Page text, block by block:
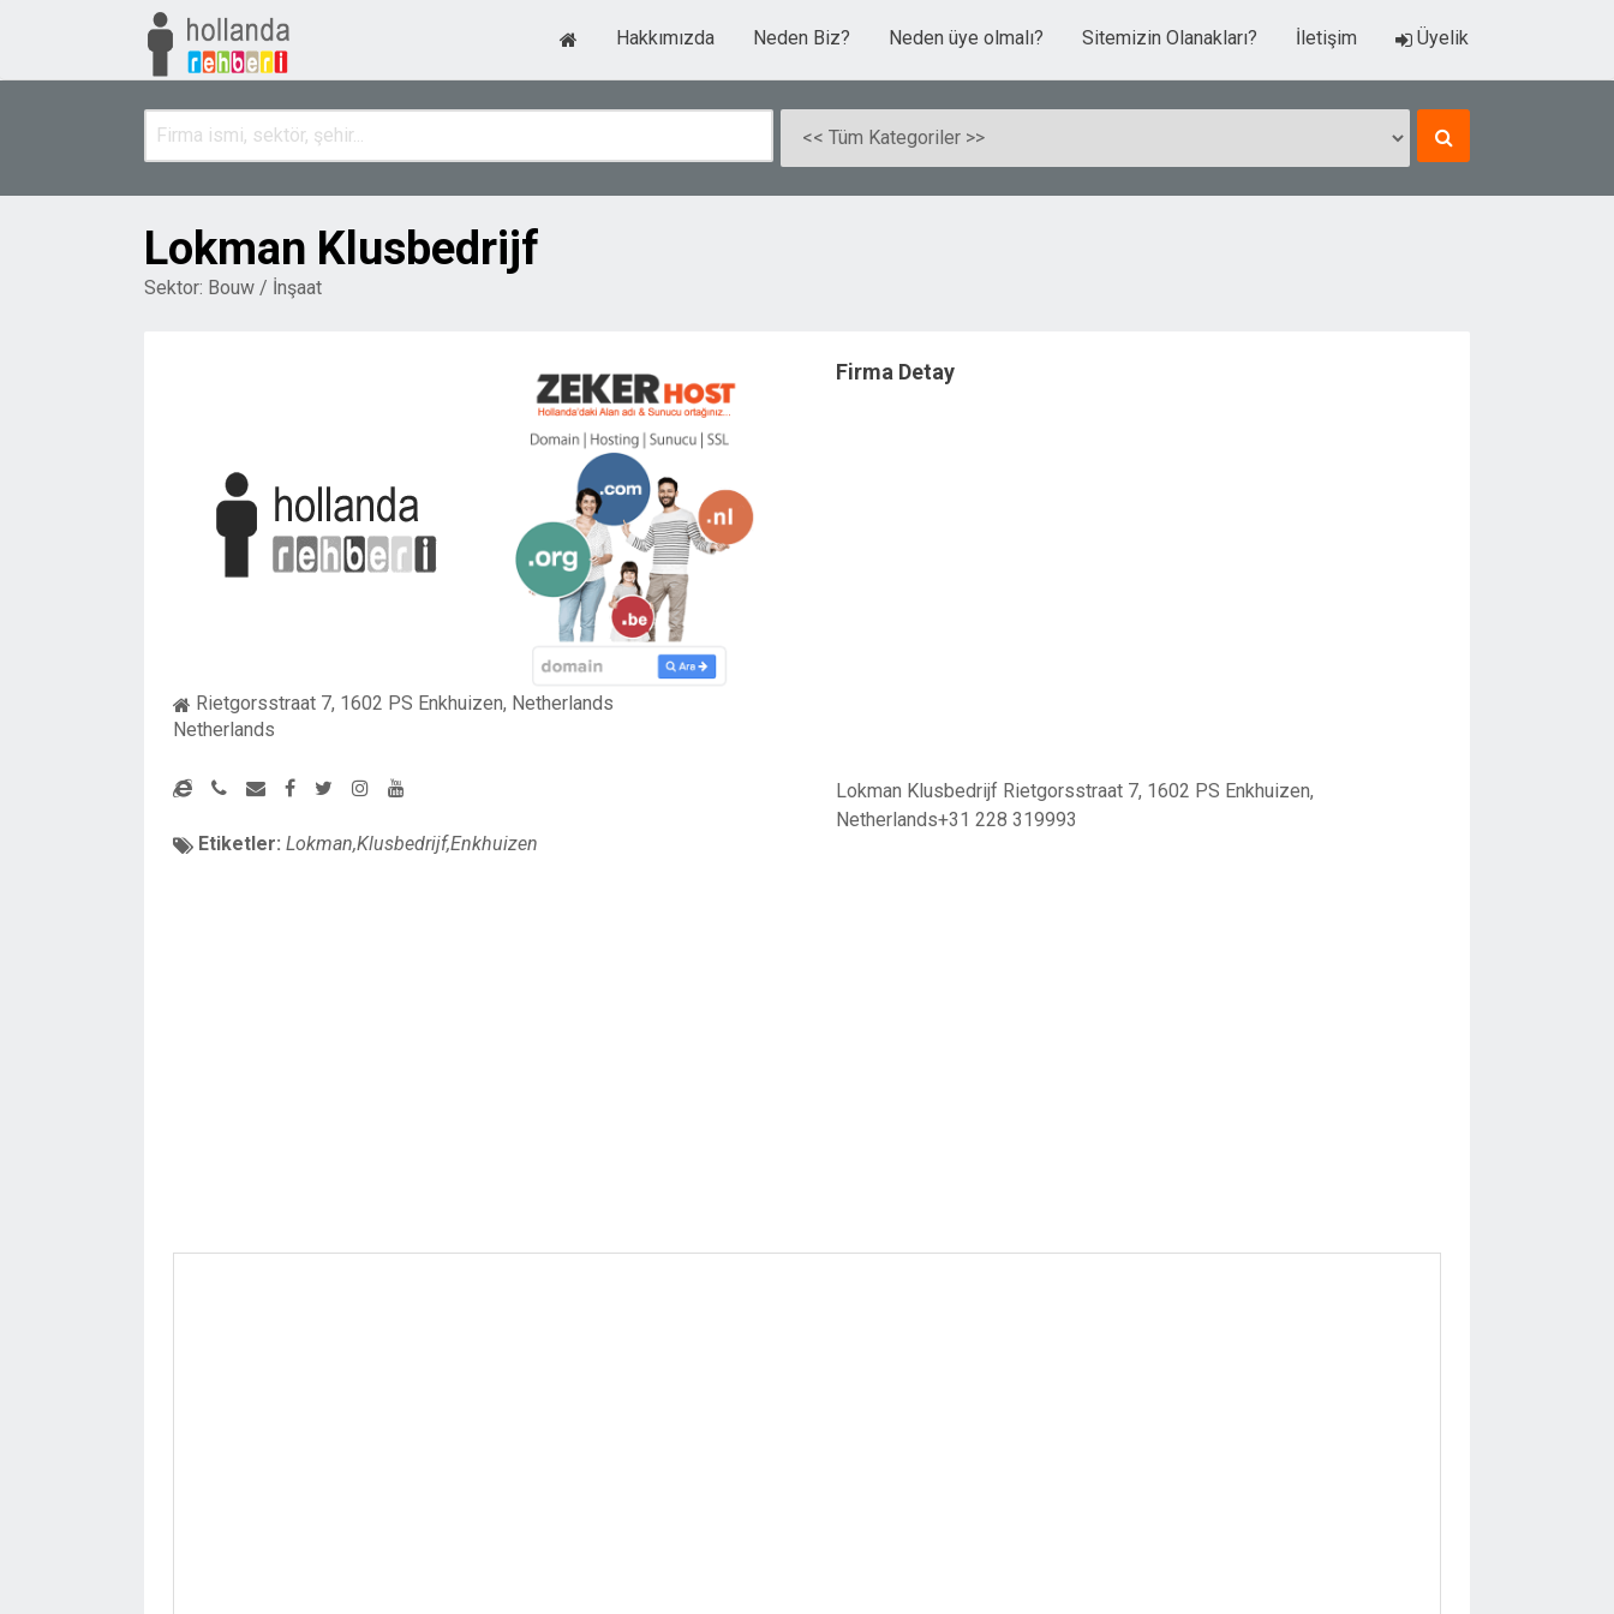
Hakkımızda Neden Biz? Neden üye olmalı? Sitemizin Olanakları? İletişim Üyelik
Lokman Klusbedrijf
Sektor: Bouw / İnşaat
Rietgorsstraat 7, 1602 PS Enkhuizen, Netherlands
Netherlands
Etiketler: Lokman,Klusbedrijf,Enkhuizen
Firma Detay
Lokman Klusbedrijf Rietgorsstraat 7, 1602 PS Enkhuizen,
Netherlands+31 228 319993